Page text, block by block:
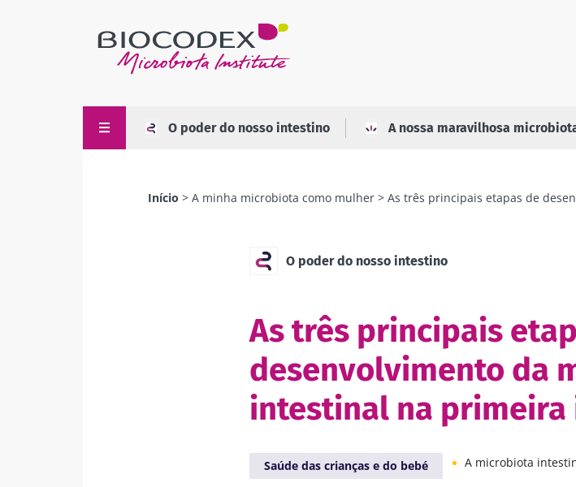
O poder do nosso intestino A nossa maravilhosa
Início A minha microbiota como mulher As três principais etapas de
O poder do nosso intestino
As três principais
desenvolvimento da
intestinal na primeira
Saúde das crianças e do bebé A microbiota